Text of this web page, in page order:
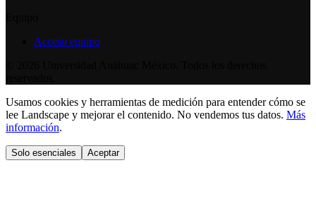
Acceso equipo
Usamos cookies y herramientas de medición para entender cómo se
lee Landscape y mejorar el contenido. No vendemos tus datos. Más
información.
Solo esenciales Aceptar